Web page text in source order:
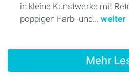
in kleine Kunstwerke mit
poppigen Farb- und... weiter
Mehr